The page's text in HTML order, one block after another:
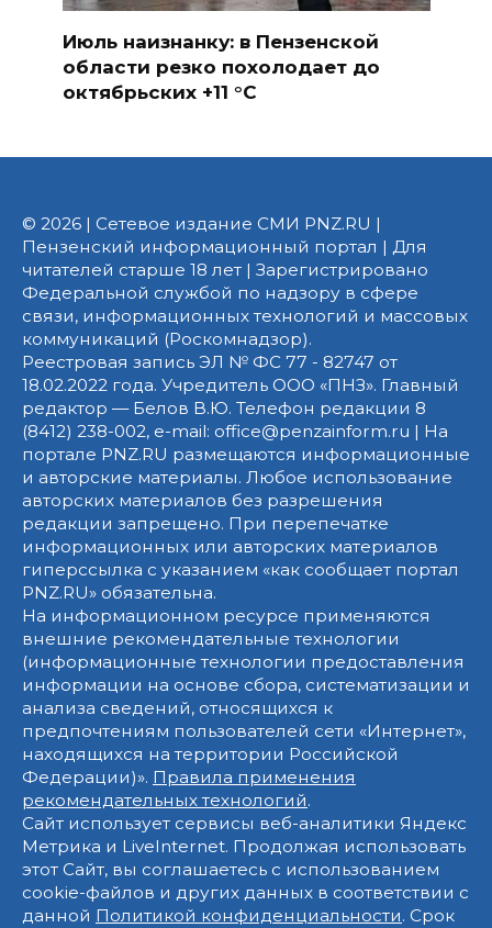
Июль наизнанку: в Пензенской
области резко похолодает до
октябрьских +11 °C
© 2026 | Сетевое издание СМИ PNZ.RU |
Пензенский информационный портал | Для
читателей старше 18 лет | Зарегистрировано
Федеральной службой по надзору в сфере
связи, информационных технологий и массовых
коммуникаций (Роскомнадзор).
Реестровая запись ЭЛ № ФС 77 - 82747 от
18.02.2022 года. Учредитель ООО «ПНЗ». Главный
редактор — Белов В.Ю. Телефон редакции 8
(8412) 238-002, e-mail: office@penzainform.ru | На
портале PNZ.RU размещаются информационные
и авторские материалы. Любое использование
авторских материалов без разрешения
редакции запрещено. При перепечатке
информационных или авторских материалов
гиперссылка с указанием «как сообщает портал
PNZ.RU» обязательна.
На информационном ресурсе применяются
внешние рекомендательные технологии
(информационные технологии предоставления
информации на основе сбора, систематизации и
анализа сведений, относящихся к
предпочтениям пользователей сети «Интернет»,
находящихся на территории Российской
Федерации)». Правила применения
рекомендательных технологий.
Сайт использует сервисы веб-аналитики Яндекс
Метрика и LiveInternet. Продолжая использовать
этот Сайт, вы соглашаетесь с использованием
cookie-файлов и других данных в соответствии с
данной Политикой конфиденциальности. Срок